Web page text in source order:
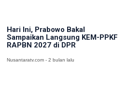
Hari Ini, Prabowo Bakal
Sampaikan Langsung KEM-PPKF
RAPBN 2027 di DPR
Nusantaratv.com - 2 bulan lalu